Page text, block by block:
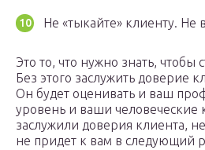
Не «тыкайте» клиенту. Не
Это то, что нужно знать, чтобы
Без этого заслужить доверие
Он будет оценивать и ваш
уровень и ваши человеческие
заслужили доверия клиента,
не придет к вам в следующий